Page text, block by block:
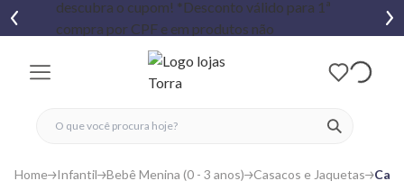
ver
fechar menu
fechar menu
favoritos
Home Infantil Bebê Menina (0 - 3 anos) Casacos e Jaquetas